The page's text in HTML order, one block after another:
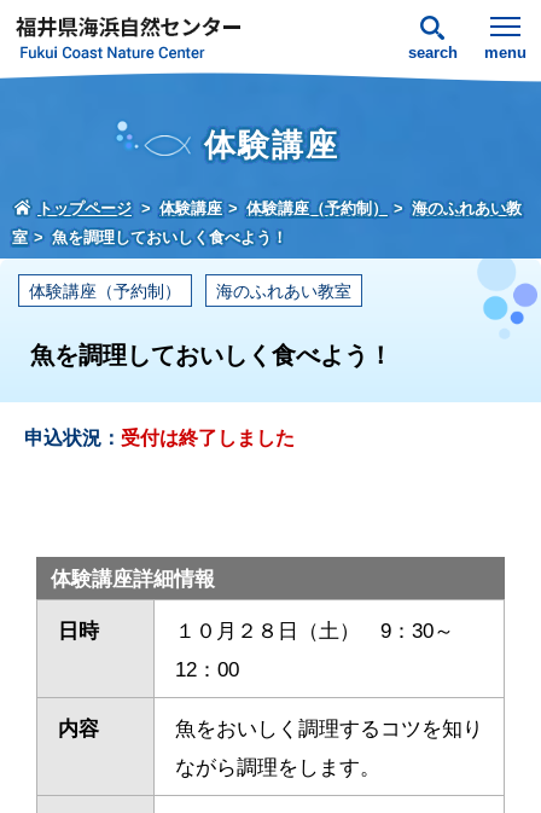
search menu
体験講座
トップページ 体験講座 体験講座（予約制）
海のふれあい教
室
魚を調理しておいしく食べよう！
体験講座（予約制） 海のふれあい教室
魚を調理しておいしく食べよう！
申込状況： 受付は終了しました
体験講座詳細情報
日時
１０月２８日（土） 9：30～
12：00
内容
魚をおいしく調理するコツを知り
ながら調理をします。